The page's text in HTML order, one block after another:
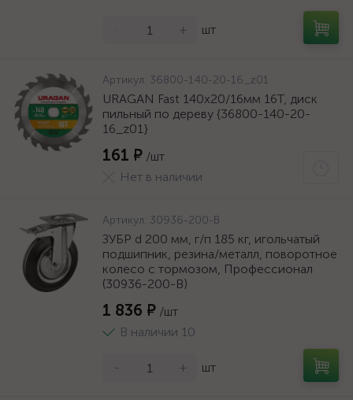
+ шт
Артикул: 36800-140-20-16_z01
URAGAN Fast 140x20/16мм 16Т, диск
пильный по дереву {36800-140-20-
16_z01}
161 ₽ /шт
Нет в наличии
Артикул: 30936-200-B
ЗУБР d 200 мм, г/п 185 кг, игольчатый
подшипник, резина/металл, поворотное
колесо c тормозом, Профессионал
(30936-200-B)
1 836 ₽ /шт
В наличии 10
- + шт